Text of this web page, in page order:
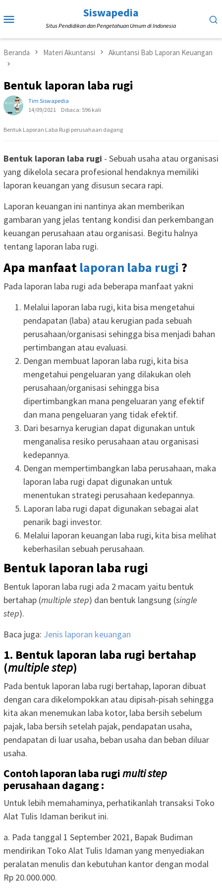
ke
Mobile
Siswapedia
Situs Pendidikan dan Pengetahuan Umum di Indonesia
Beranda Materi Akuntansi Akuntansi Bab Laporan Keuangan
Bentuk laporan laba rugi
Tim Siswapedia
14/09/2021
Dibaca: 596 kali
Bentuk Laporan Laba Rugi perusahaan dagang
Bentuk laporan laba rugi - Sebuah usaha atau organisasi
yang dikelola secara profesional hendaknya memiliki
laporan keuangan yang disusun secara rapi.
Laporan keuangan ini nantinya akan memberikan
gambaran yang jelas tentang kondisi dan perkembangan
keuangan perusahaan atau organisasi. Begitu halnya
tentang laporan laba rugi.
Apa manfaat laporan laba rugi ?
Pada laporan laba rugi ada beberapa manfaat yakni
Melalui laporan laba rugi, kita bisa mengetahui
pendapatan (laba) atau kerugian pada sebuah
perusahaan/organisasi sehingga bisa menjadi bahan
pertimbangan atau evaluasi.
Dengan membuat laporan laba rugi, kita bisa
mengetahui pengeluaran yang dilakukan oleh
perusahaan/organisasi sehingga bisa
dipertimbangkan mana pengeluaran yang efektif
dan mana pengeluaran yang tidak efektif.
Dari besarnya kerugian dapat digunakan untuk
menganalisa resiko perusahaan atau organisasi
kedepannya.
Dengan mempertimbangkan laba perusahaan, maka
laporan laba rugi dapat digunakan untuk
menentukan strategi perusahaan kedepannya.
Laporan laba rugi dapat digunakan sebagai alat
penarik bagi investor.
Melalui laporan keuangan laba rugi, kita bisa melihat
keberhasilan sebuah perusahaan.
Bentuk laporan laba rugi
Bentuk laporan laba rugi ada 2 macam yaitu bentuk
bertahap (multiple step) dan bentuk langsung (single
step).
Baca juga: Jenis laporan keuangan
1. Bentuk laporan laba rugi bertahap
(multiple step)
Pada bentuk laporan laba rugi bertahap, laporan dibuat
dengan cara dikelompokkan atau dipisah-pisah sehingga
kita akan menemukan laba kotor, laba bersih sebelum
pajak, laba bersih setelah pajak, pendapatan usaha,
pendapatan di luar usaha, beban usaha dan beban diluar
usaha.
Contoh laporan laba rugimulti step
perusahaan dagang :
Untuk lebih memahaminya, perhatikanlah transaksi Toko
Alat Tulis Idaman berikut ini.
a. Pada tanggal 1 September 2021, Bapak Budiman
mendirikan Toko Alat Tulis Idaman yang menyediakan
peralatan menulis dan kebutuhan kantor dengan modal
Rp 20.000.000.